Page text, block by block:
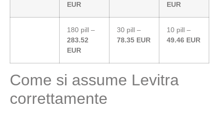
EUR
EUR
180 pill –
283.52
EUR
30 pill –
78.35 EUR
10 pill –
49.46 EUR
Come si assume Levitra
correttamente